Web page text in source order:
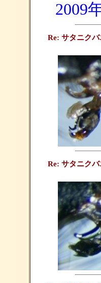
2009
Re: サタニクバ
Re: サタニクバ